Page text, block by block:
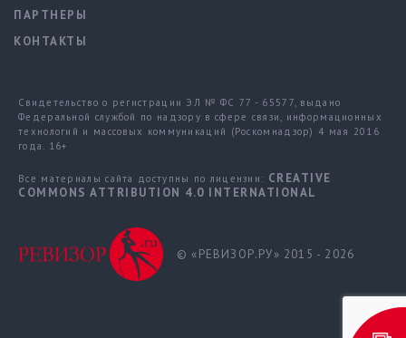
ПАРТНЕРЫ
КОНТАКТЫ
Свидетельство о регистрации ЭЛ № ФС 77 - 65577, выдано
Федеральной службой по надзору в сфере связи, информационных
технологий и массовых коммуникаций (Роскомнадзор) 4 мая 2016
года. 16+
Все материалы сайта доступны по лицензии: CREATIVE
COMMONS ATTRIBUTION 4.0 INTERNATIONAL
© «РЕВИЗОР.РУ» 2015 - 2026